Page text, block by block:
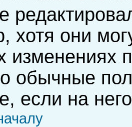
хотя они
изменениях
обычные
если на